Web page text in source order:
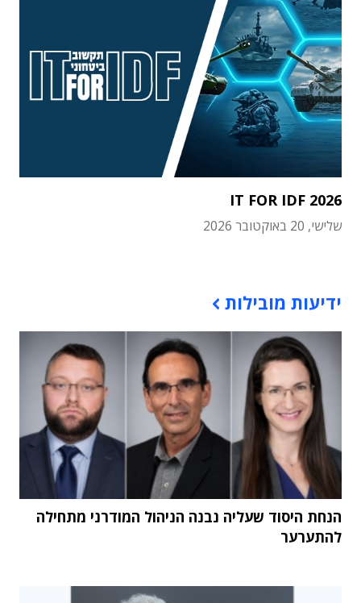
IT FOR IDF 2026
שלישי, 20 באוקטובר 2026
ידיעות מובילות
הנחת היסוד שעליה נבנה הניהול המודרני מתחילה
להתערער